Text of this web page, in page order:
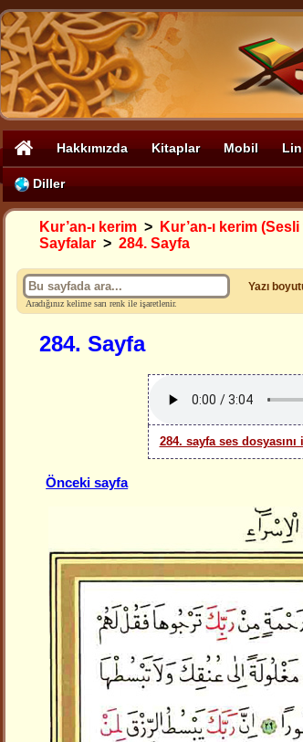
Hakkımızda Kitaplar Mobil
Diller
Kur’an-ı kerim > Kur’an-ı kerim (Sesli
Sayfalar > 284. Sayfa
Aradığınız kelime sarı renk ile işaretlenir.
Yazı
284. Sayfa
284. sayfa ses
Önceki sayfa